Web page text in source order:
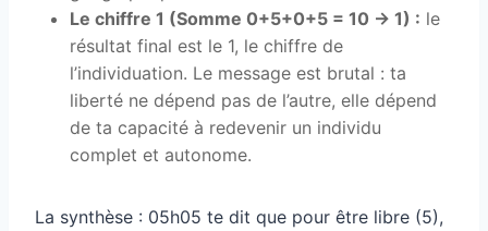
Le chiffre 1 (Somme 0+5+0+5 = 10 → 1) : le
résultat final est le 1, le chiffre de
l’individuation. Le message est brutal : ta
liberté ne dépend pas de l’autre, elle dépend
de ta capacité à redevenir un individu
complet et autonome.
La synthèse : 05h05 te dit que pour être libre (5),